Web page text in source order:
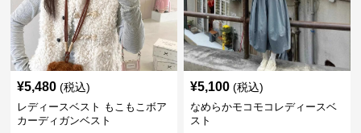
¥5,480 (税込)
レディースベスト もこもこボア
カーディガンベスト
¥5,100 (税込)
なめらかモコモコレディースベ
スト